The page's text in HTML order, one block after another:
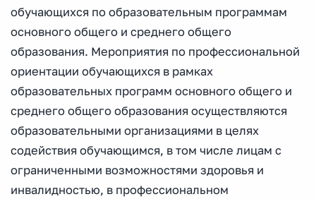
обучающихся по образовательным программам
основного общего и среднего общего
образования. Мероприятия по профессиональной
ориентации обучающихся в рамках
образовательных программ основного общего и
среднего общего образования осуществляются
образовательными организациями в целях
содействия обучающимся, в том числе лицам с
ограниченными возможностями здоровья и
инвалидностью, в профессиональном